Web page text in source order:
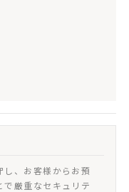
、お客様からお預
厳重なセキュリテ